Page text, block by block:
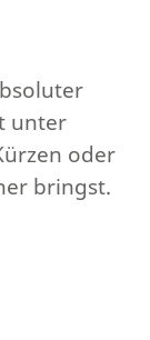
unter
oder
bringst.